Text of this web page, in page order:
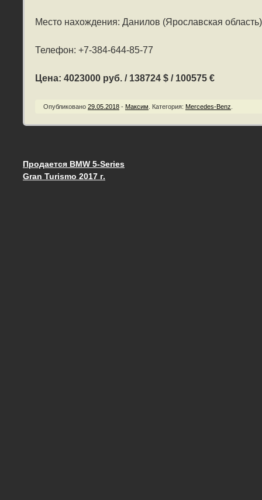
Место нахождения: Данилов (Ярославская область)
Телефон: +7-384-644-85-77
Цена: 4023000 руб. / 138724 $ / 100575 €
Опубликовано 29.05.2018 - Максим Категория: Mercedes-Benz
Запись навигация
Продается BMW 5-Series
Gran Turismo 2017 г.